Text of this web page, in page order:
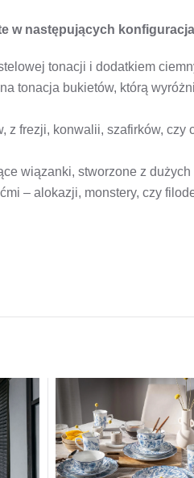
w następujących
tonacji i dodatkiem
tonacja bukietów, którą
z frezji, konwalii, szafirków, czy
wiązanki, stworzone z
– alokazji, monstery, czy